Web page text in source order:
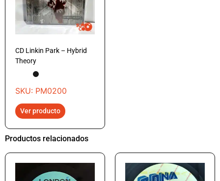
CD Linkin Park – Hybrid
Theory
SKU: PM0200
Ver producto
Productos relacionados